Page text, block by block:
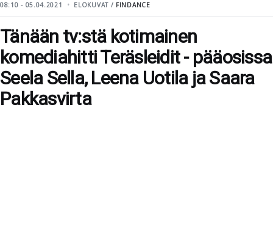
08:10 - 05.04.2021 ELOKUVAT / FINDANCE
Tänään tv:stä kotimainen
komediahitti Teräsleidit - pääosissa
Seela Sella, Leena Uotila ja Saara
Pakkasvirta